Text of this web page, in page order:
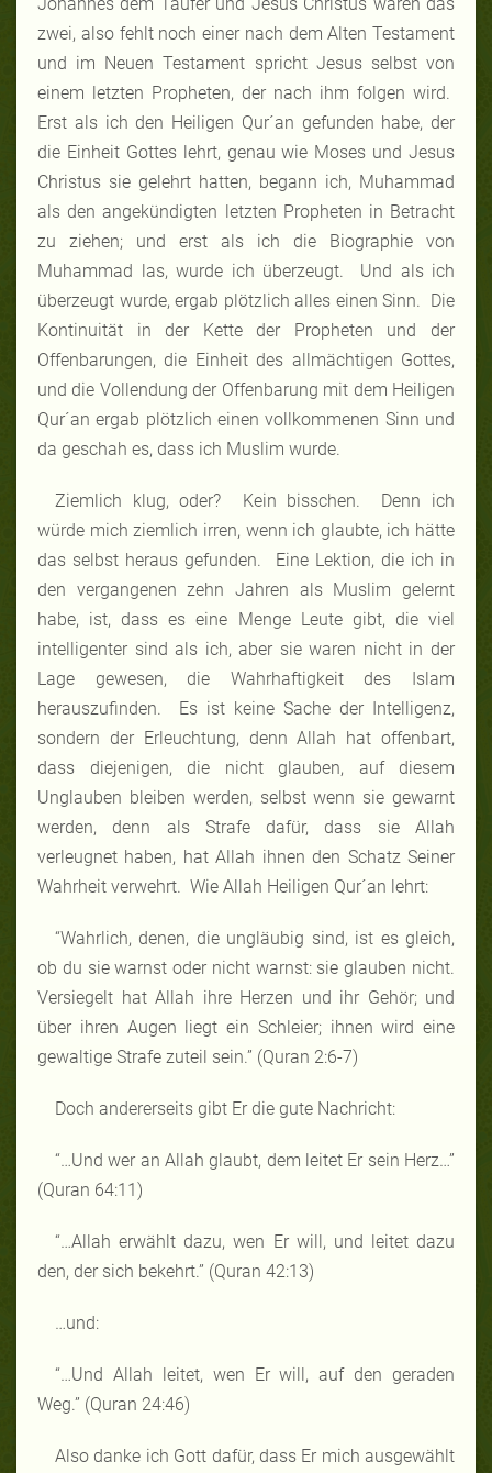
zwei, also fehlt noch einer nach dem Alten Testament
und im Neuen Testament spricht Jesus selbst von
einem letzten Propheten, der nach ihm folgen wird.
Erst als ich den Heiligen Qur´an gefunden habe, der
die Einheit Gottes lehrt, genau wie Moses und Jesus
Christus sie gelehrt hatten, begann ich, Muhammad
als den angekündigten letzten Propheten in Betracht
zu ziehen; und erst als ich die Biographie von
Muhammad las, wurde ich überzeugt. Und als ich
überzeugt wurde, ergab plötzlich alles einen Sinn. Die
Kontinuität in der Kette der Propheten und der
Offenbarungen, die Einheit des allmächtigen Gottes,
und die Vollendung der Offenbarung mit dem Heiligen
Qur´an ergab plötzlich einen vollkommenen Sinn und
da geschah es, dass ich Muslim wurde.
Ziemlich klug, oder? Kein bisschen. Denn ich
würde mich ziemlich irren, wenn ich glaubte, ich hätte
das selbst heraus gefunden. Eine Lektion, die ich in
den vergangenen zehn Jahren als Muslim gelernt
habe, ist, dass es eine Menge Leute gibt, die viel
intelligenter sind als ich, aber sie waren nicht in der
Lage gewesen, die Wahrhaftigkeit des Islam
herauszufinden. Es ist keine Sache der Intelligenz,
sondern der Erleuchtung, denn Allah hat offenbart,
dass diejenigen, die nicht glauben, auf diesem
Unglauben bleiben werden, selbst wenn sie gewarnt
werden, denn als Strafe dafür, dass sie Allah
verleugnet haben, hat Allah ihnen den Schatz Seiner
Wahrheit verwehrt. Wie Allah Heiligen Qur´an lehrt:
“Wahrlich, denen, die ungläubig sind, ist es gleich,
ob du sie warnst oder nicht warnst: sie glauben nicht.
Versiegelt hat Allah ihre Herzen und ihr Gehör; und
über ihren Augen liegt ein Schleier; ihnen wird eine
gewaltige Strafe zuteil sein.” (Quran 2:6-7)
Doch andererseits gibt Er die gute Nachricht:
“…Und wer an Allah glaubt, dem leitet Er sein Herz…”
(Quran 64:11)
“…Allah erwählt dazu, wen Er will, und leitet dazu
den, der sich bekehrt.” (Quran 42:13)
…und:
“…Und Allah leitet, wen Er will, auf den geraden
Weg.” (Quran 24:46)
Also danke ich Gott dafür, dass Er mich ausgewählt